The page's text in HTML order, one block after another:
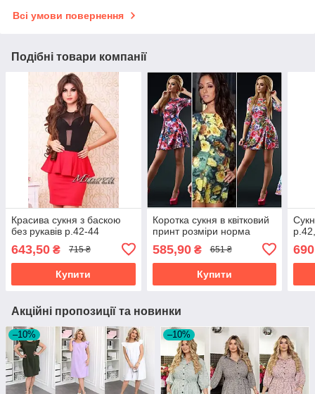
Всі умови повернення
Подібні товари компанії
Красива сукня з баскою
без рукавів р.42-44
643,50 ₴ 715 ₴
Купити
Коротка сукня в квітковий
принт розміри норма
585,90₴ 651 ₴
Купити
Акційні пропозиції та новинки
–10% –10%